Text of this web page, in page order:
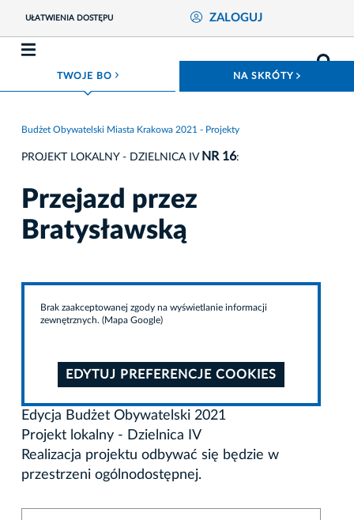
UŁATWIENIA DOSTĘPU ZALOGUJ
TWOJE BO ROZWIŃ MENU NA SKRÓTY
Budżet Obywatelski Miasta Krakowa 2021 - Projekty
PROJEKT LOKALNY - DZIELNICA IV NR 16:
Przejazd przez
Bratysławską
Brak zaakceptowanej zgody na wyświetlanie informacji
zewnętrznych. (Mapa Google)
EDYTUJ PREFERENCJE COOKIES
Edycja Budżet Obywatelski 2021
Projekt lokalny - Dzielnica IV
Realizacja projektu odbywać się będzie w
przestrzeni ogólnodostępnej.